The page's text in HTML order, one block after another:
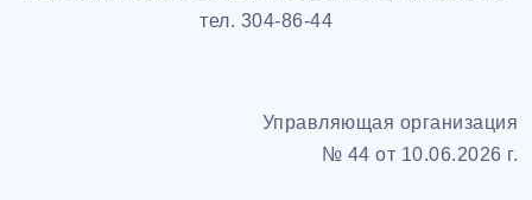
тел. 304-86-44
Управляющая организация
№ 44 от 10.06.2026 г.